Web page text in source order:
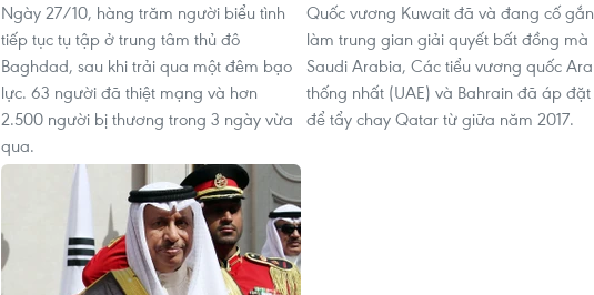
Ngày 27/10, hàng trăm người biểu tình
tiếp tục tụ tập ở trung tâm thủ đô
Baghdad, sau khi trải qua một đêm bạo
lực. 63 người đã thiệt mạng và hơn
2.500 người bị thương trong 3 ngày vừa
qua.
Quốc vương Kuwait đã và đang cố
làm trung gian giải quyết bất đồng mà
Saudi Arabia, Các tiểu vương quốc
thống nhất (UAE) và Bahrain đã áp đặt
để tẩy chay Qatar từ giữa năm 2017.